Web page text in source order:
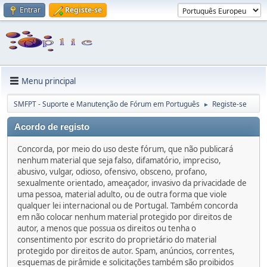
Entrar Registe-se
Menu principal
SMFPT - Suporte e Manutenção de Fórum em Português ► Registe-se
Acordo de registo
Concorda, por meio do uso deste fórum, que não publicará
nenhum material que seja falso, difamatório, impreciso,
abusivo, vulgar, odioso, ofensivo, obsceno, profano,
sexualmente orientado, ameaçador, invasivo da privacidade de
uma pessoa, material adulto, ou de outra forma que viole
qualquer lei internacional ou de Portugal. Também concorda
em não colocar nenhum material protegido por direitos de
autor, a menos que possua os direitos ou tenha o
consentimento por escrito do proprietário do material
protegido por direitos de autor. Spam, anúncios, correntes,
esquemas de pirâmide e solicitações também são proibidos